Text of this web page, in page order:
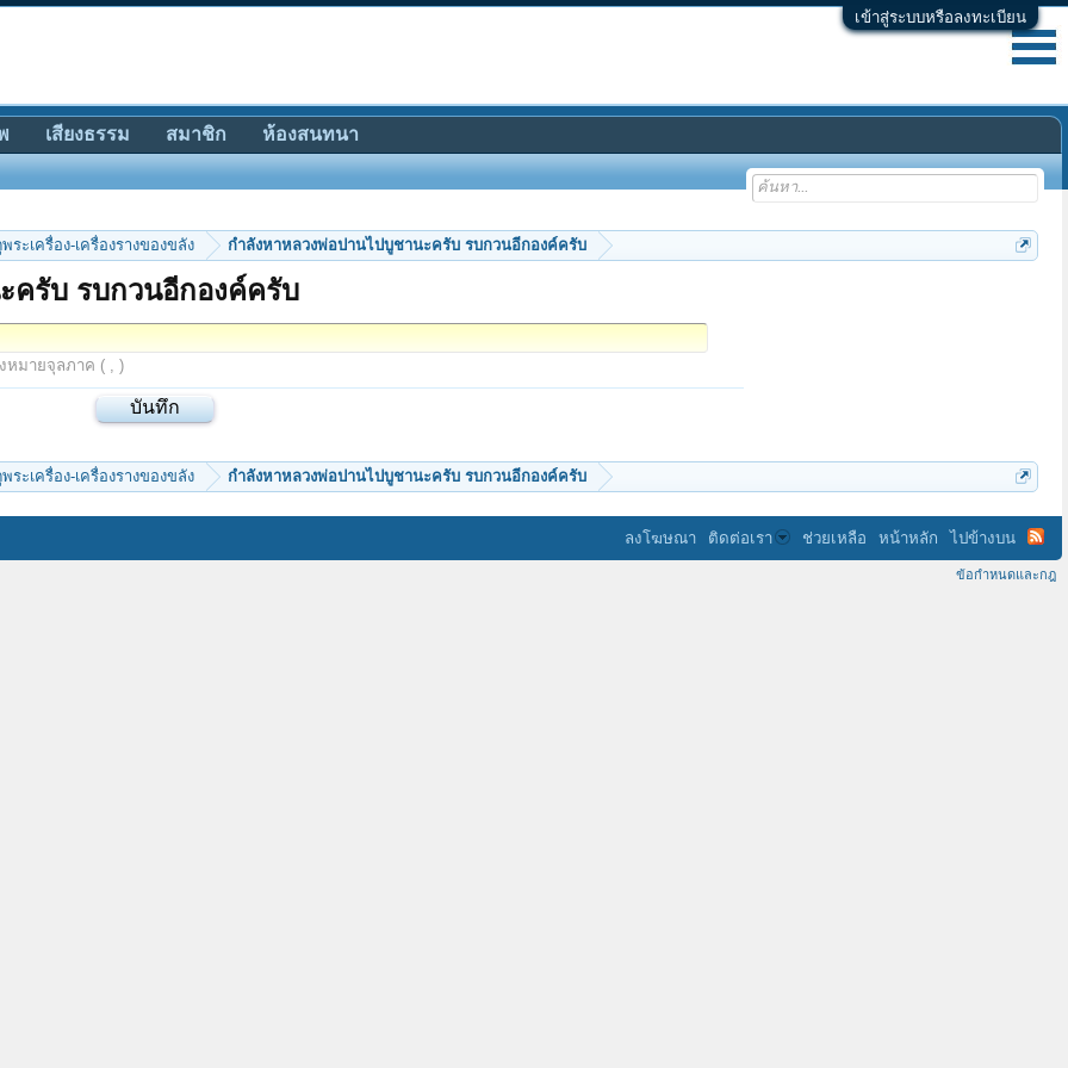
เข้าสู่ระบบหรือลงทะเบียน
ระเครื่อง-เครื่องรางของขลัง กำลังหาหลวงพ่อปานไปบูชานะครับ รบกวนอีกองค์ครับ
ครับ รบกวนอีกองค์ครับ
หมายจุลภาค ( , )
ระเครื่อง-เครื่องรางของขลัง กำลังหาหลวงพ่อปานไปบูชานะครับ รบกวนอีกองค์ครับ
เสียงธรรม สมาชิก ห้องสนทนา
ลงโฆษณา ติดต่อเรา ช่วยเหลือ หน้าหลัก ไปข้างบน
ข้อกำหนดและกฎ